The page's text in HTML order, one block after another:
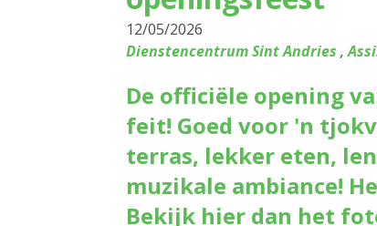
12/05/2026
Dienstencentrum Sint Andries ,
De officiële opening
feit! Goed voor 'n
terras, lekker eten,
muzikale ambiance!
Bekijk hier dan het